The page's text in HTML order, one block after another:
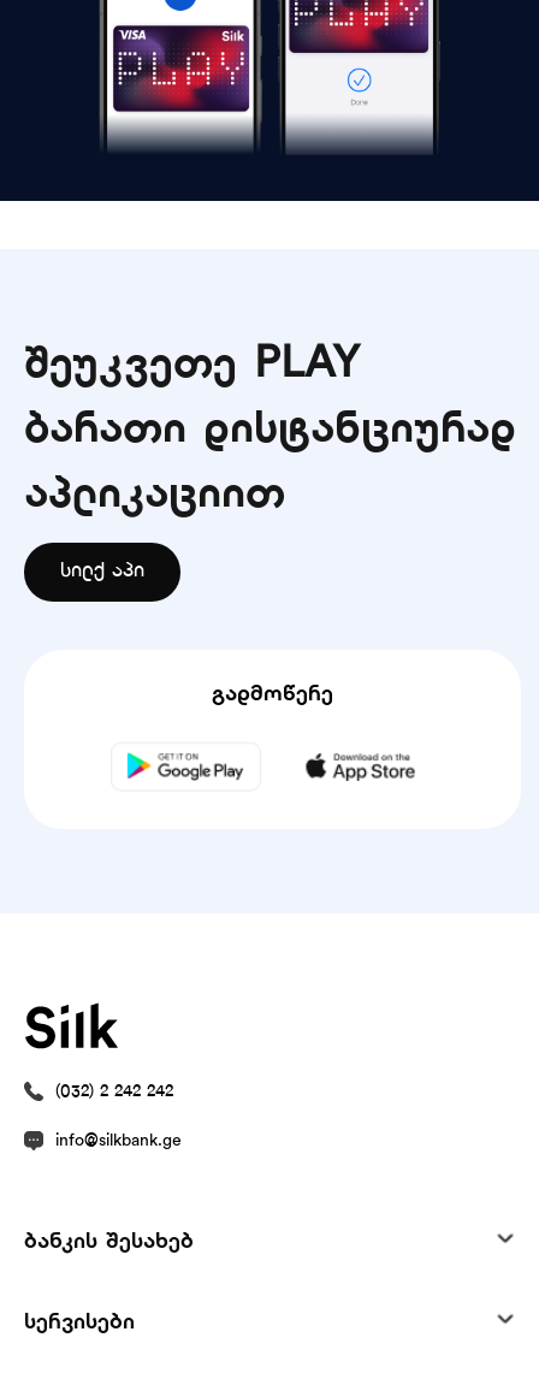
შეუკვეთე PLAY
ბარათი დისტანციურად
აპლიკაციით
სილქ აპი
გადმოწერე
(032) 2 242 242
info@silkbank.ge
ბანკის შესახებ
სერვისები